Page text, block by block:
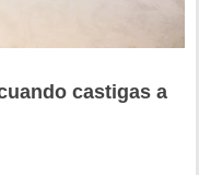
castigas a